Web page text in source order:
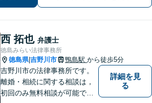
婚・男女問題】DV被害へ積極的に対
西 拓也 弁護士
徳島みらい法律事務所
徳島県|吉野川市 鴨島駅 から徒歩5分
吉野川市の法律事務所です。
離婚・相続に関する相談は，
初回のみ無料相談が可能です
詳細を見
る